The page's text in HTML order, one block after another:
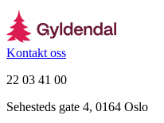
Kontakt oss
22 03 41 00
Sehesteds gate 4, 0164 Oslo